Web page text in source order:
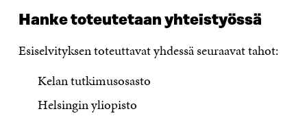
Hanke toteutetaan yhteistyössä
Esiselvityksen toteuttavat yhdessä seuraavat tahot:
Kelan tutkimusosasto
Helsingin yliopisto